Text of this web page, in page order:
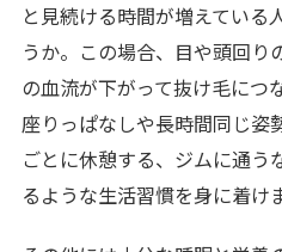
と見続ける時間が増えている
うか。この場合、目や頭回り
の血流が下がって抜け毛につ
座りっぱなしや長時間同じ姿
ごとに休憩する、ジムに通う
るような生活習慣を身に着け